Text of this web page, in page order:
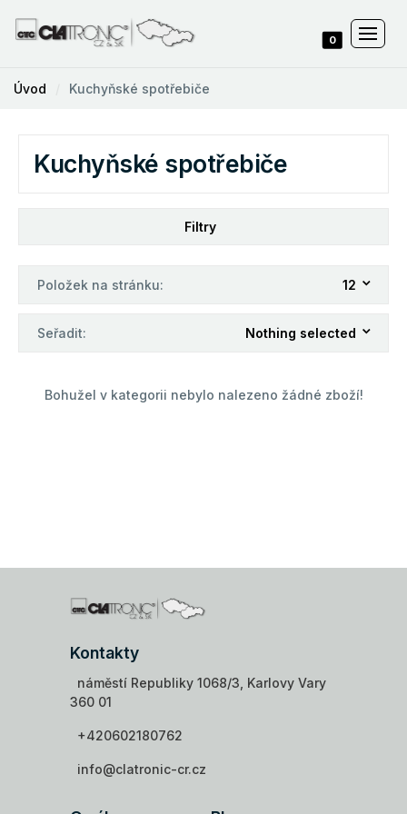
0
Úvod Kuchyňské spotřebiče
Kuchyňské spotřebiče
Filtry
Položek na stránku: 12
Seřadit: Nothing selected
Bohužel v kategorii nebylo nalezeno žádné zboží!
Kontakty
náměstí Republiky 1068/3, Karlovy Vary
360 01
+420602180762
info@clatronic-cr.cz